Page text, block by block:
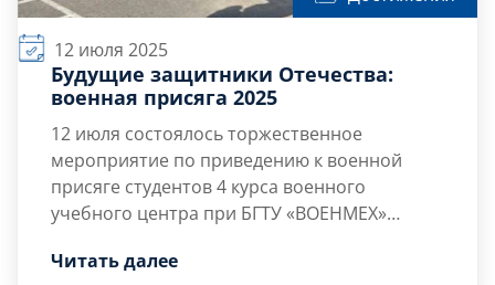
12 июля 2025
Будущие защитники Отечества:
военная присяга 2025
12 июля состоялось торжественное
мероприятие по приведению к военной
присяге студентов 4 курса военного
учебного центра при БГТУ «ВОЕНМЕХ»
словом к студентам обратился начальник
Читать далее